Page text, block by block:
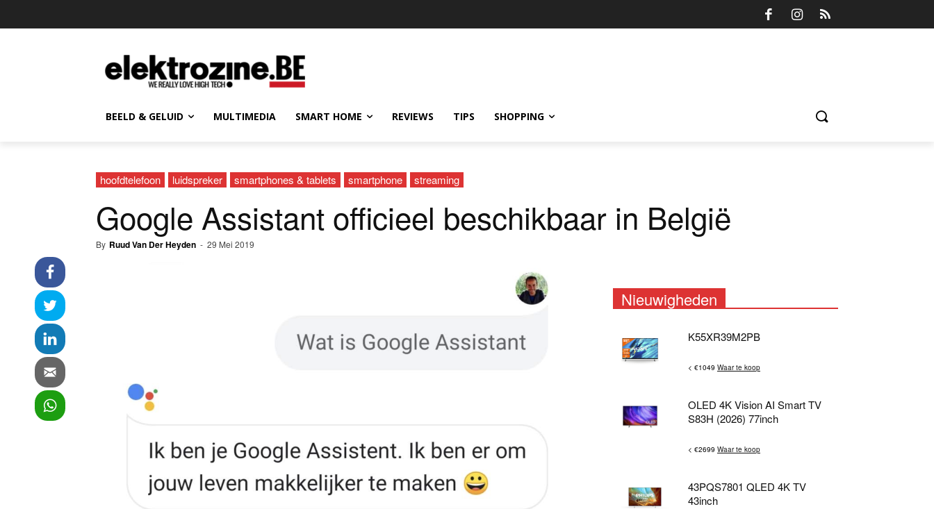
BEELD & GELUID MULTIMEDIA SMART HOME REVIEWS TIPS SHOPPING
hoofdtelefoon luidspreker smartphones & tablets smartphone streaming
Google Assistant officieel beschikbaar in België
By Ruud Van Der Heyden - 29 Mei 2019
Nieuwigheden
K55XR39M2PB
< €1049 Waar te koop
OLED 4K Vision AI Smart TV
S83H (2026) 77inch
< €2699 Waar te koop
43PQS7801 QLED 4K TV
43inch